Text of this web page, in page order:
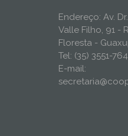
Endereço: Av.
Valle Filho, 91 -
Floresta -
Tel: (35) 3551-
E-mail: